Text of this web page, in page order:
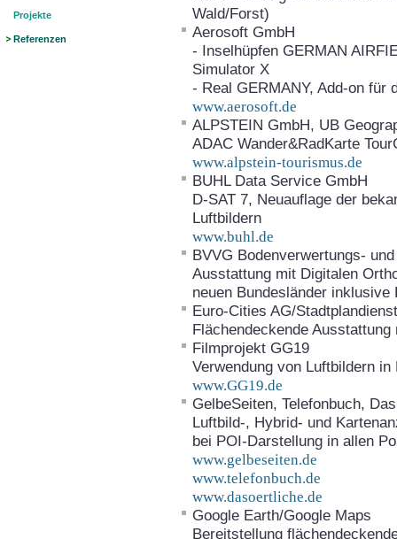
Projekte
Referenzen
Wald/Forst)
Aerosoft GmbH
- Inselhüpfen GERMAN
Simulator X
- Real GERMANY, Add-on für
www.aerosoft.de
ALPSTEIN GmbH, UB
ADAC Wander&RadKarte
www.alpstein-tourismus.de
BUHL Data Service GmbH
D-SAT 7, Neuauflage der
Luftbildern
www.buhl.de
BVVG Bodenverwertungs-
Ausstattung mit Digitalen
neuen Bundesländer inklusive
Euro-Cities AG/
Flächendeckende
Filmprojekt GG19
Verwendung von Luftbildern in
www.GG19.de
GelbeSeiten, Telefonbuch,
Luftbild-, Hybrid- und
bei POI-Darstellung in allen
www.gelbeseiten.de
www.telefonbuch.de
www.dasoertliche.de
Google Earth/Google Maps
Bereitstellung